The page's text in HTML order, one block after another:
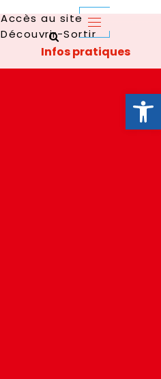
Ouvrir
Accès au site
Découvrir-Sortir